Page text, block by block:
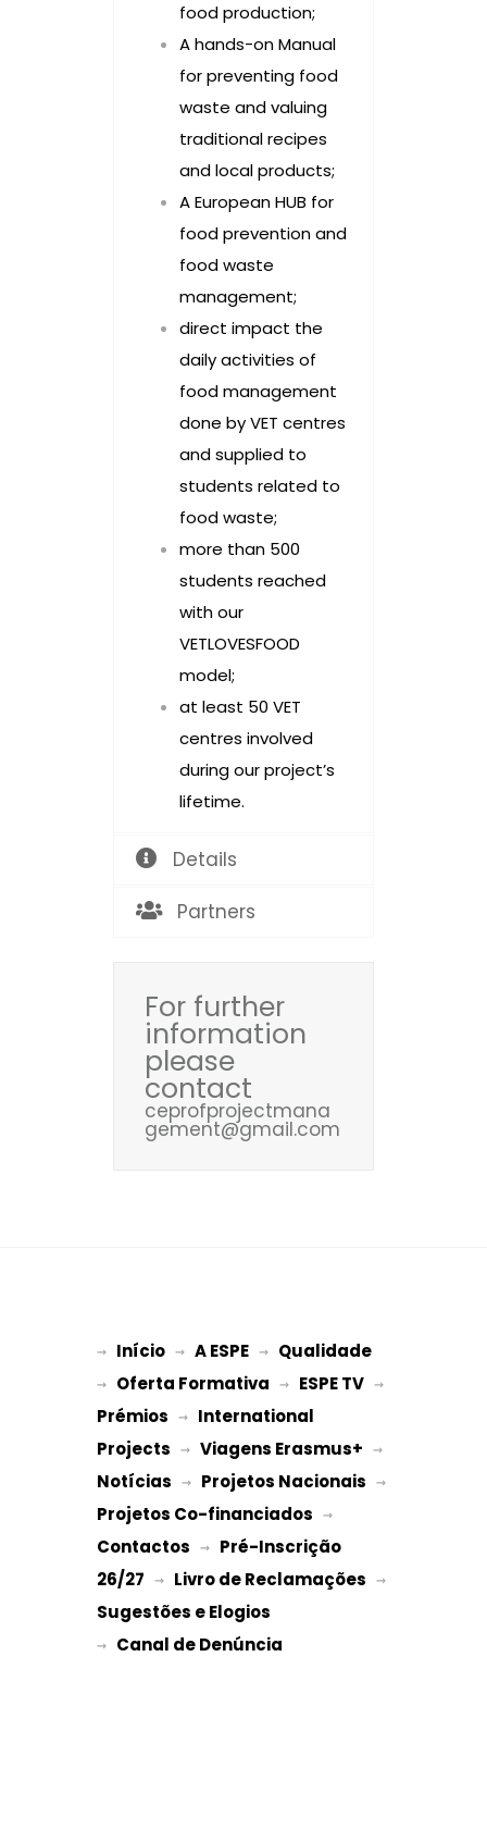
food production;
A hands-on Manual
for preventing food
waste and valuing
traditional recipes
and local products;
A European HUB for
food prevention and
food waste
management;
direct impact the
daily activities of
food management
done by VET centres
and supplied to
students related to
food waste;
more than 500
students reached
with our
VETLOVESFOOD
model;
at least 50 VET
centres involved
during our project’s
lifetime.
Details
Partners
For further
information
please
contact
ceprofprojectmana
gement@gmail.com
→ Início → A ESPE → Qualidade
→ Oferta Formativa → ESPE TV
Prémios → International
Projects → Viagens Erasmus+
Notícias → Projetos Nacionais
Projetos Co-financiados
Contactos → Pré-Inscrição
26/27 → Livro de Reclamações
Sugestões e Elogios
→